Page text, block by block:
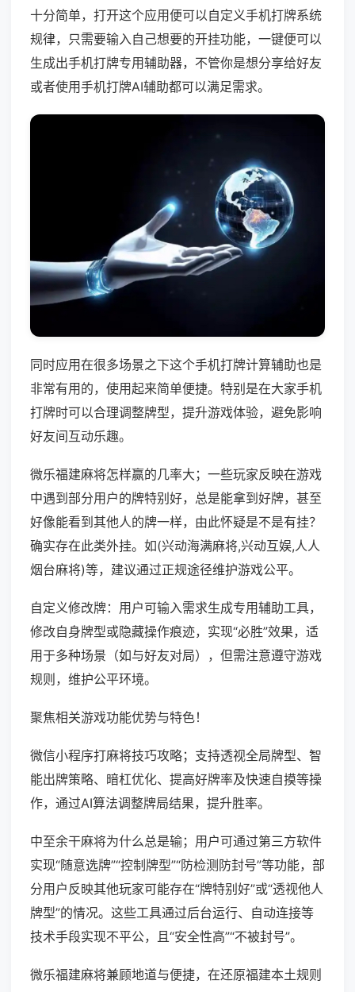
十分简单，打开这个应用便可以自定义手机打牌系统
规律，只需要输入自己想要的开挂功能，一键便可以
生成出手机打牌专用辅助器，不管你是想分享给好友
或者使用手机打牌AI辅助都可以满足需求。
同时应用在很多场景之下这个手机打牌计算辅助也是
非常有用的，使用起来简单便捷。特别是在大家手机
打牌时可以合理调整牌型，提升游戏体验，避免影响
好友间互动乐趣。
微乐福建麻将怎样赢的几率大；一些玩家反映在游戏
中遇到部分用户的牌特别好，总是能拿到好牌，甚至
好像能看到其他人的牌一样，由此怀疑是不是有挂？
确实存在此类外挂。如(兴动海满麻将,兴动互娱,人人
烟台麻将)等，建议通过正规途径维护游戏公平。
自定义修改牌：用户可输入需求生成专用辅助工具，
修改自身牌型或隐藏操作痕迹，实现“必胜”效果，适
用于多种场景（如与好友对局），但需注意遵守游戏
规则，维护公平环境。
聚焦相关游戏功能优势与特色！
微信小程序打麻将技巧攻略；支持透视全局牌型、智
能出牌策略、暗杠优化、提高好牌率及快速自摸等操
作，通过AI算法调整牌局结果，提升胜率。
中至余干麻将为什么总是输；用户可通过第三方软件
实现“随意选牌”“控制牌型”“防检测防封号”等功能，部
分用户反映其他玩家可能存在“牌特别好”或“透视他人
牌型”的情况。这些工具通过后台运行、自动连接等
技术手段实现不平公，且“安全性高”“不被封号”。
微乐福建麻将兼顾地道与便捷，在还原福建本土规则